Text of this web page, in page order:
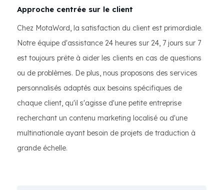
Approche centrée sur le client
Chez MotaWord, la satisfaction du client est primordiale.
Notre équipe d'assistance 24 heures sur 24, 7 jours sur 7
est toujours prête à aider les clients en cas de questions
ou de problèmes. De plus, nous proposons des services
personnalisés adaptés aux besoins spécifiques de
chaque client, qu'il s'agisse d'une petite entreprise
recherchant un contenu marketing localisé ou d'une
multinationale ayant besoin de projets de traduction à
grande échelle.